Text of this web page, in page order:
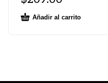
Añadir al carrito